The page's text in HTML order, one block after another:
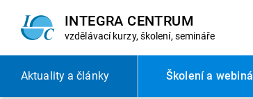
INTEGRA CENTRUM
vzdělávací kurzy, školení, semináře
Aktualitya články Školení a